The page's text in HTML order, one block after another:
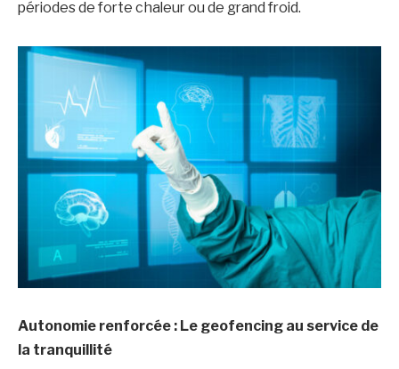
périodes de forte chaleur ou de grand froid.
Autonomie renforcée : Le geofencing au service de
la tranquillité